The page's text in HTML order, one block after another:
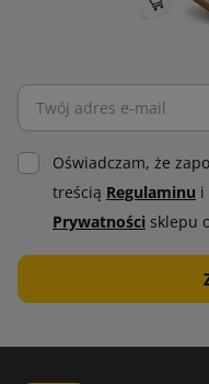
Oświadczam, że
treścią Regulaminu i
Prywatności sklepu